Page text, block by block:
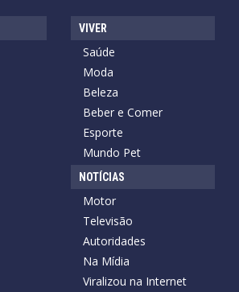
VIVER
Saúde
Moda
Beleza
Beber e Comer
Esporte
Mundo Pet
NOTÍCIAS
Motor
Televisão
Autoridades
Na Mídia
Viralizou na Internet